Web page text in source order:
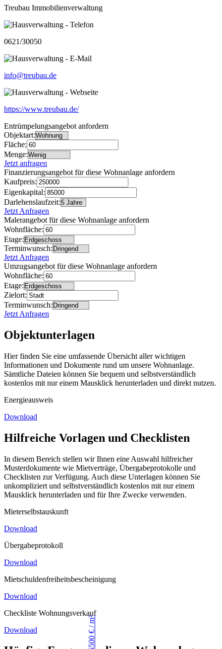
Treubau Immobilienverwaltung
0621/30050
info@treubau.de
https://www.treubau.de/
Entrümpelungsangebot anfordern
Objektart:
Fläche:
Menge:
Jetzt anfragen
Finanzierungsangebot für diese Wohnanlage anfordern
Kaufpreis:
Eigenkapital:
Darlehenslaufzeit:
Jetzt Anfragen
Malerangebot für diese Wohnanlage anfordern
Wohnfläche:
Etage:
Terminwunsch:
Jetzt Anfragen
Umzugsangebot für diese Wohnanlage anfordern
Wohnfläche:
Etage:
Zielort:
Terminwunsch:
Jetzt Anfragen
Objektunterlagen
Hier finden Sie eine umfassende Übersicht aller wichtigen
Informationen und Dokumente rund um unsere Wohnanlage.
Sämtliche Dateien können Sie bequem und selbstverständlich
kostenlos mit nur einem Mausklick herunterladen und direkt nutzen.
Energieausweis
Download
Hilfreiche Vorlagen und Checklisten
In diesem Bereich stellen wir Ihnen eine Auswahl hilfreicher
Musterdokumente wie Mietverträge, Übergabeprotokolle und
Checklisten zur Verfügung. Auch diese Unterlagen können Sie
unkompliziert und selbstverständlich kostenlos mit nur einem
Mausklick herunterladen und für Ihre Zwecke verwenden.
Mieterselbstauskunft
Download
Übergabeprotokoll
Download
Mietschuldenfreiheitsbescheinigung
Download
Checkliste Wohnungsverkauf
Download